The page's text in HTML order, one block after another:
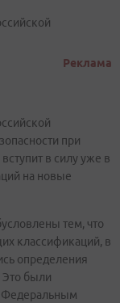
Реклама
при
в силу уже в
на новые
тем, что
классификаций, в
определения
Это были
Федеральным